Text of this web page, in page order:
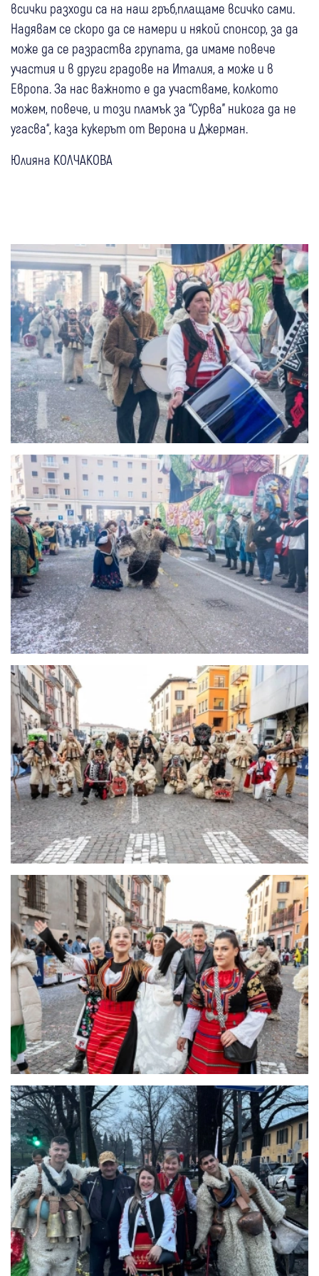
всички разходи са на наш гръб,плащаме всичко сами.
Надявам се скоро да се намери и някой спонсор, за да
може да се разраства групата, да имаме повече
участия и в други градове на Италия, а може и в
Европа. За нас важното е да участваме, колкото
можем, повече, и този пламък за “Сурва” никога да не
угасва“, каза кукерът от Верона и Джерман.
Юлияна КОЛЧАКОВА